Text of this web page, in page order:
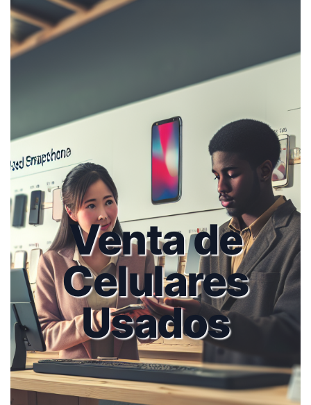
Venta de
Celulares
Usados